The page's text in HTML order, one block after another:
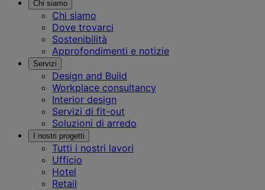
Chi siamo
Chi siamo
Dove trovarci
Sostenibilità
Approfondimenti e notizie
Servizi
Design and Build
Workplace consultancy
Interior design
Servizi di fit-out
Soluzioni di arredo
I nostri progetti
Tutti i nostri lavori
Ufficio
Hotel
Retail